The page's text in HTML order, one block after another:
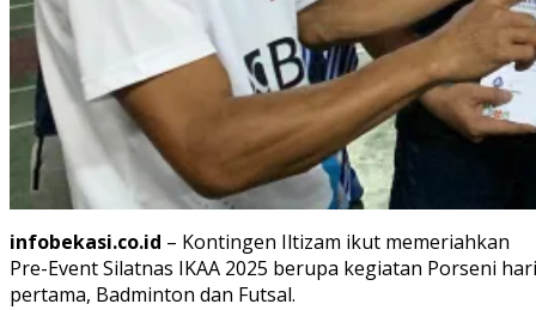
infobekasi.co.id – Kontingen Iltizam ikut memeriahkan
Pre-Event Silatnas IKAA 2025 berupa kegiatan Porseni hari
pertama, Badminton dan Futsal.